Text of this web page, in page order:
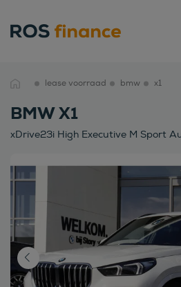
lease voorraad bmw x1
BMW X1
xDrive23i High Executive M Sport